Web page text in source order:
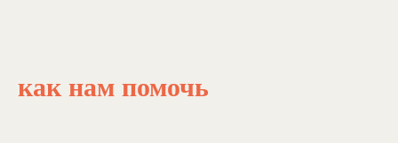
как нам помочь